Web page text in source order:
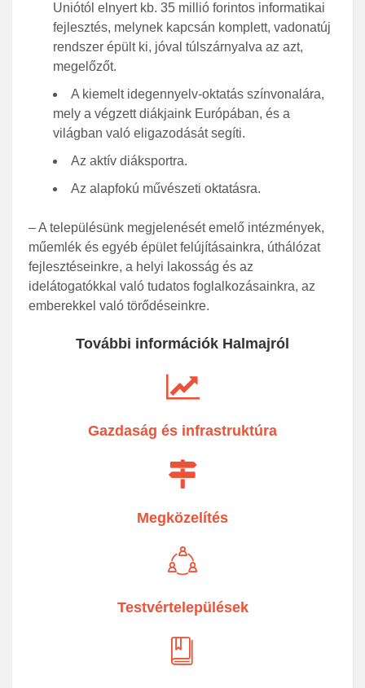
Uniótól elnyert kb. 35 millió forintos informatikai
fejlesztés, melynek kapcsán komplett, vadonatúj
rendszer épült ki, jóval túlszárnyalva az azt,
megelőzőt.
A kiemelt idegennyelv-oktatás színvonalára,
mely a végzett diákjaink Európában, és a
világban való eligazodását segíti.
Az aktív diáksportra.
Az alapfokú művészeti oktatásra.
– A településünk megjelenését emelő intézmények,
műemlék és egyéb épület felújításainkra, úthálózat
fejlesztéseinkre, a helyi lakosság és az
idelátogatókkal való tudatos foglalkozásainkra, az
emberekkel való törődéseinkre.
További információk Halmajról
Gazdaság és infrastruktúra
Megközelítés
Testvértelepülések